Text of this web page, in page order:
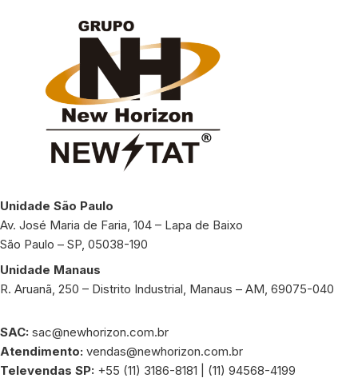
Unidade São Paulo
Av. José Maria de Faria, 104 – Lapa de Baixo
São Paulo – SP, 05038-190
Unidade Manaus
R. Aruanã, 250 – Distrito Industrial, Manaus – AM, 69075-040
SAC: sac@newhorizon.com.br
Atendimento: vendas@newhorizon.com.br
Televendas SP: +55 (11) 3186-8181 | (11) 94568-4199